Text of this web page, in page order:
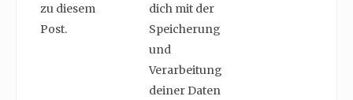
zu diesem
Post.
dich mit der
Speicherung
und
Verarbeitung
deiner Daten